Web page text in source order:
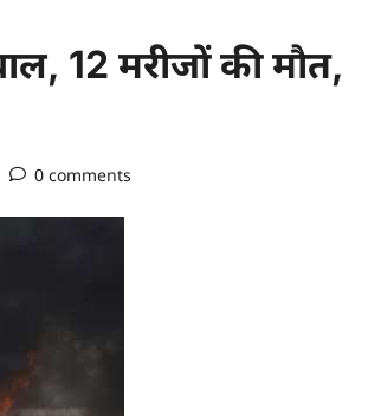
12 मरीजों की मौत,
0 comments